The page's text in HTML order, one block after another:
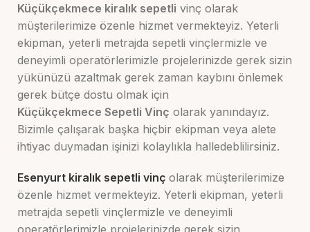
Küçükçekmece kiralık sepetli vinç olarak
müşterilerimize özenle hizmet vermekteyiz. Yeterli
ekipman, yeterli metrajda sepetli vinçlermizle ve
deneyimli operatörlerimizle projelerinizde gerek sizin
yükünüzü azaltmak gerek zaman kaybını önlemek
gerek bütçe dostu olmak için
Küçükçekmece Sepetli Vinç olarak yanındayız.
Bizimle çalışarak başka hiçbir ekipman veya alete
ihtiyac duymadan işinizi kolaylıkla halledeblilirsiniz.
Esenyurt kiralık sepetli vinç olarak müşterilerimize
özenle hizmet vermekteyiz. Yeterli ekipman, yeterli
metrajda sepetli vinçlermizle ve deneyimli
operatörlerimizle projelerinizde gerek sizin